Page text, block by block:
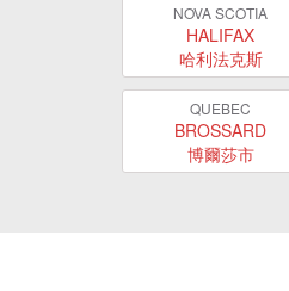
NOVA SCOTIA
HALIFAX
哈利法克斯
QUEBEC
BROSSARD
博爾莎市